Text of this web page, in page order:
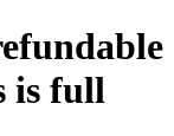
is full